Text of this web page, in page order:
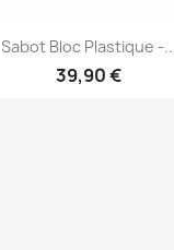
Aperçu rapide
Sabot Bloc Plastique -...
39,90 €